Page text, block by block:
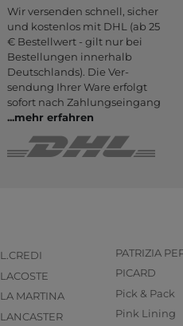
Wir versenden schnell, sicher
und kostenlos mit DHL (ab 25
€ Bestell­wert - gilt nur bei
Bestel­lungen inner­halb
Deutsch­lands). Die Ver­
sendung Ihrer Ware er­folgt
sofort nach Zahlungs­eingang
...mehr erfahren
L.CREDI
LACOSTE
LA MARTINA
LANCASTER
PATRIZIA
PICARD
Pick & Pack
Pink Lining